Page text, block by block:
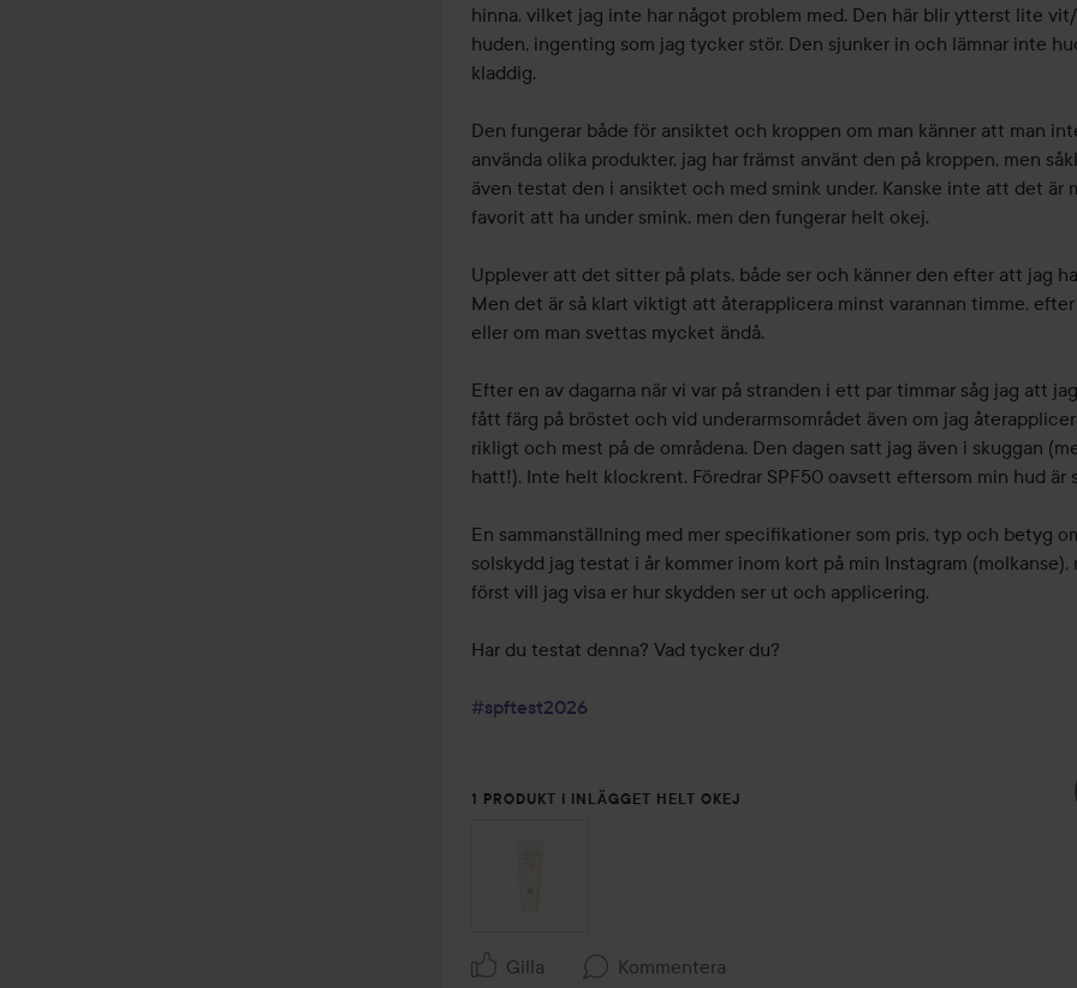
hinna, vilket jag inte har något problem med. Den här blir ytterst lite
huden, ingenting som jag tycker stör. Den sjunker in och lämnar inte
kladdig.
Den fungerar både för ansiktet och kroppen om man känner att man
använda olika produkter, jag har främst använt den på kroppen, men
även testat den i ansiktet och med smink under. Kanske inte att det är
favorit att ha under smink, men den fungerar helt okej.
Upplever att det sitter på plats, både ser och känner den efter att jag
Men det är så klart viktigt att återapplicera minst varannan timme, efter
eller om man svettas mycket ändå.
Efter en av dagarna när vi var på stranden i ett par timmar såg jag att
fått färg på bröstet och vid underarmsområdet även om jag
rikligt och mest på de områdena. Den dagen satt jag även i skuggan
hatt!). Inte helt klockrent. Föredrar SPF50 oavsett eftersom min hud är
En sammanställning med mer specifikationer som pris, typ och betyg
solskydd jag testat i år kommer inom kort på min Instagram (molkanse),
först vill jag visa er hur skydden ser ut och applicering.
Har du testat denna? Vad tycker du?
#spftest2026
1 PRODUKT I INLÄGGET HELT OKEJ
Gilla Kommentera